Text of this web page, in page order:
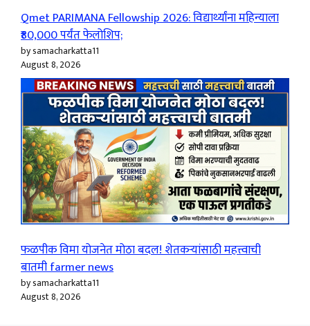
Qmet PARIMANA Fellowship 2026: विद्यार्थ्यांना महिन्याला
₹80,000 पर्यंत फेलोशिप;
by samacharkatta11
August 8, 2026
फळपीक विमा योजनेत मोठा बदल! शेतकऱ्यांसाठी महत्त्वाची
बातमी farmer news
by samacharkatta11
August 8, 2026